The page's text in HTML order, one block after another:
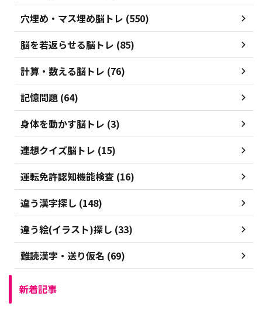
穴埋め・マス埋め脳トレ (550)
脳を若返らせる脳トレ (85)
計算・数える脳トレ (76)
記憶問題 (64)
身体を動かす脳トレ (3)
連想クイズ脳トレ (15)
運転免許認知機能検査 (16)
違う漢字探し (148)
違う絵(イラスト)探し (33)
難読漢字・送り仮名 (69)
新着記事